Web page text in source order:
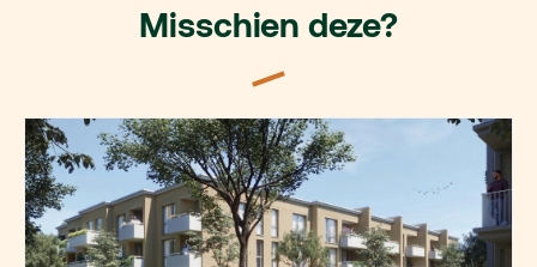
Misschien deze?